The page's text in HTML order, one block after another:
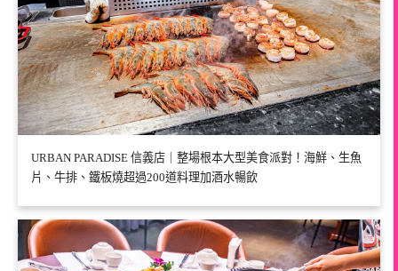
URBAN PARADISE 信義店｜整場根本大型美食派對！海鮮、生魚
片、牛排、鐵板燒超過200道料理加酒水暢飲